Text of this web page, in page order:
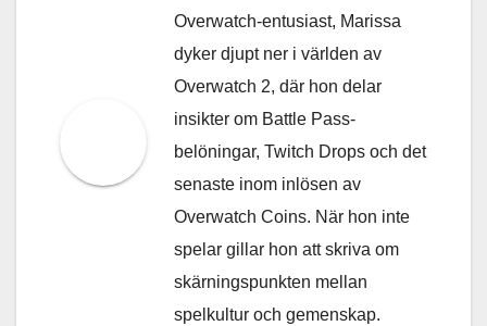
Overwatch-entusiast, Marissa
dyker djupt ner i världen av
Overwatch 2, där hon delar
insikter om Battle Pass-
belöningar, Twitch Drops och det
senaste inom inlösen av
Overwatch Coins. När hon inte
spelar gillar hon att skriva om
skärningspunkten mellan
spelkultur och gemenskap.